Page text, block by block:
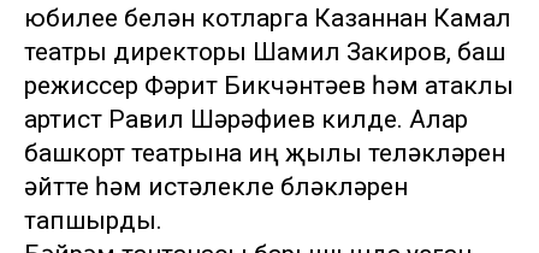
юбилее белән котларга Казаннан Камал
театры директоры Шамил Закиров, баш
режиссер Фәрит Бикчәнтәев һәм атаклы
артист Равил Шәрәфиев килде. Алар
башкорт театрына иң җылы теләкләрен
әйтте һәм истәлекле бүләкләрен
тапшырды.